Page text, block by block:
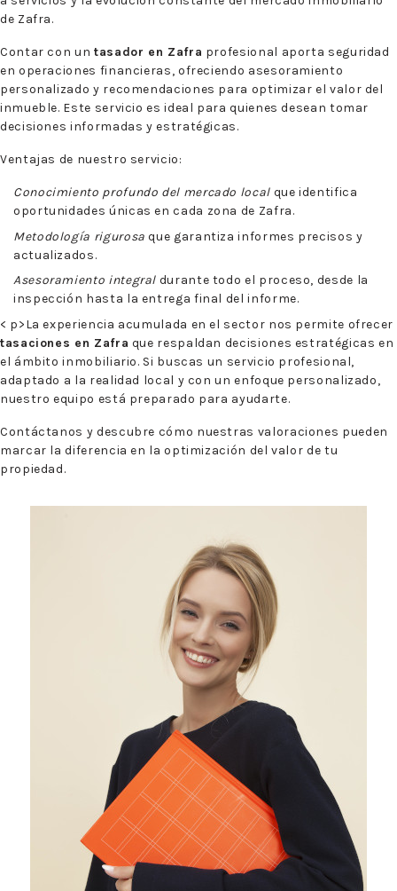
de Zafra.
Contar con un tasador en Zafra profesional aporta seguridad
en operaciones financieras, ofreciendo asesoramiento
personalizado y recomendaciones para optimizar el valor del
inmueble. Este servicio es ideal para quienes desean tomar
decisiones informadas y estratégicas.
Ventajas de nuestro servicio:
Conocimiento profundo del mercado localque identifica
oportunidades únicas en cada zona de Zafra.
Metodología rigurosa que garantiza informes precisos y
actualizados.
Asesoramiento integral durante todo el proceso, desde la
inspección hasta la entrega final del informe.
< p>La experiencia acumulada en el sector nos permite ofrecer
tasaciones en Zafra que respaldan decisiones estratégicas en
el ámbito inmobiliario. Si buscas un servicio profesional,
adaptado a la realidad local y con un enfoque personalizado,
nuestro equipo está preparado para ayudarte.
Contáctanos y descubre cómo nuestras valoraciones pueden
marcar la diferencia en la optimización del valor de tu
propiedad.